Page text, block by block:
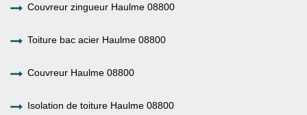
Couvreur zingueur Haulme 08800
Toiture bac acier Haulme 08800
Couvreur Haulme 08800
Isolation de toiture Haulme 08800